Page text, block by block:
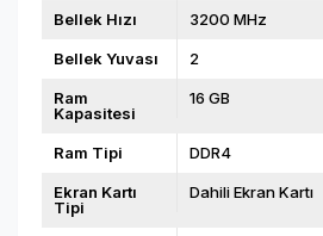
Bellek Hızı 3200 MHz
Bellek Yuvası 2
Ram
Kapasitesi
16 GB
Ram Tipi DDR4
Ekran Kartı
Tipi
Dahili Ekran Kartı